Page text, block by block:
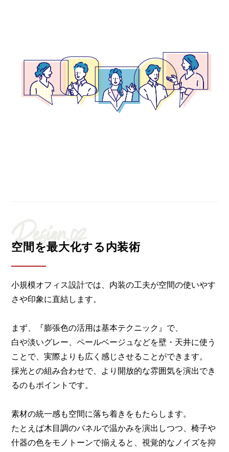
Design.02
空間を最大化する内装術
小規模オフィス設計では、内装の工夫が空間の使いやす
さや印象に直結します。
まず、『膨張色の活用は基本テクニック』で、
白や淡いグレー、ペールベージュなどを壁・天井に使う
ことで、実際よりも広く感じさせることができます。
採光との組み合わせで、より開放的な雰囲気を演出でき
るのもポイントです。
素材の統一感も空間に落ち着きをもたらします。
たとえば木目調のパネルで温かみを演出しつつ、椅子や
什器の色をモノトーンで揃えると、視覚的なノイズを抑